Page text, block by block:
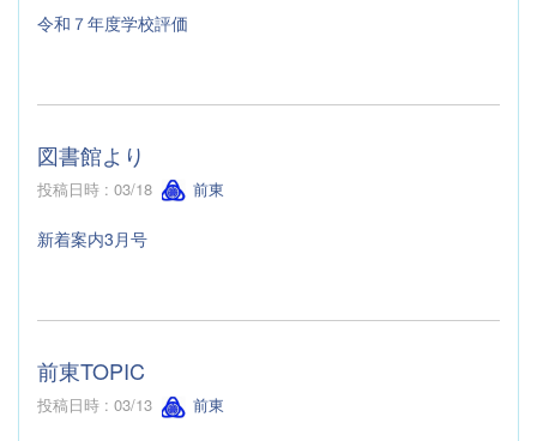
令和７年度学校評価
図書館より
投稿日時 : 03/18 前東
新着案内3月号
前東TOPIC
投稿日時 : 03/13 前東